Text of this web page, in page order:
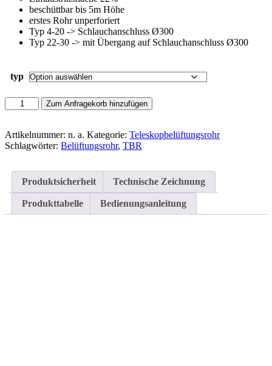
beschüttbar bis 5m Höhe
erstes Rohr unperforiert
Typ 4-20 -> Schlauchanschluss Ø300
Typ 22-30 -> mit Übergang auf Schlauchanschluss Ø300
typ
Teleskopbelüftungsrohr
DN
1.
Rohr
Zum Anfragekorb hinzufügen
Artikelnummer: n. a. Kategorie: Teleskopbelüftungsrohr
Schlagwörter: Belüftungsrohr, TBR
Produktsicherheit Technische Zeichnung
Produkttabelle Bedienungsanleitung